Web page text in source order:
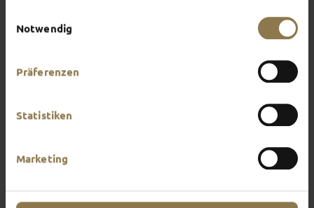
Notwendig
Präferenzen
Statistiken
Marketing